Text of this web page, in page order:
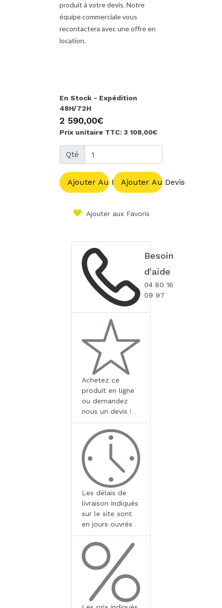
produit à votre devis. Notre
équipe commerciale vous
recontactera avec une offre en
location.
En Stock - Expédition
48H/72H
2 590,00€
Prix unitaire TTC: 3 108,00€
Qté
Ajouter Au PanierAjouter Au Devis
Ajouter aux Favoris
Besoin
d'aide
04 80 16
09 97
Achetez ce
produit en ligne
ou demandez
nous un devis !
Les délais de
livraison indiqués
sur le site sont
en jours ouvrés